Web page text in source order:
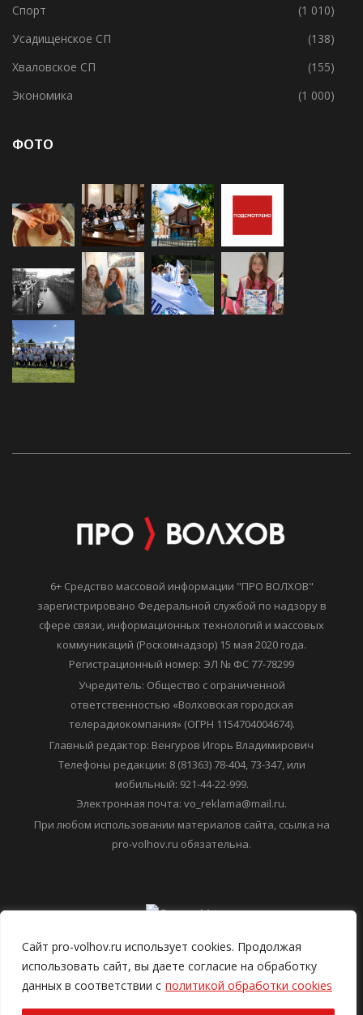
Сайт pro-volhov.ru использует cookies. Продолжая
использовать сайт, вы даете согласие на обработку
данных в соответствии с политикой обработки cookies
Спорт
(1 010)
Усадищенское СП
(138)
Хваловское СП
(155)
Экономика
(1 000)
ФОТО
6+ Средство массовой информации "ПРО ВОЛХОВ"
зарегистрировано Федеральной службой по надзору в
сфере связи, информационных технологий и массовых
коммуникаций (Роскомнадзор) 15 мая 2020 года.
Регистрационный номер: ЭЛ № ФС 77-78299
Учредитель: Общество с ограниченной
ответственностью «Волховская городская
телерадиокомпания» (ОГРН 1154704004674).
Главный редактор: Венгуров Игорь Владимирович
Телефоны редакции: 8 (81363) 78-404, 73-347, или
мобильный: 921-44-22-999.
Электронная почта: vo_reklama@mail.ru.
При любом использовании материалов сайта, ссылка на
pro-volhov.ru обязательна.